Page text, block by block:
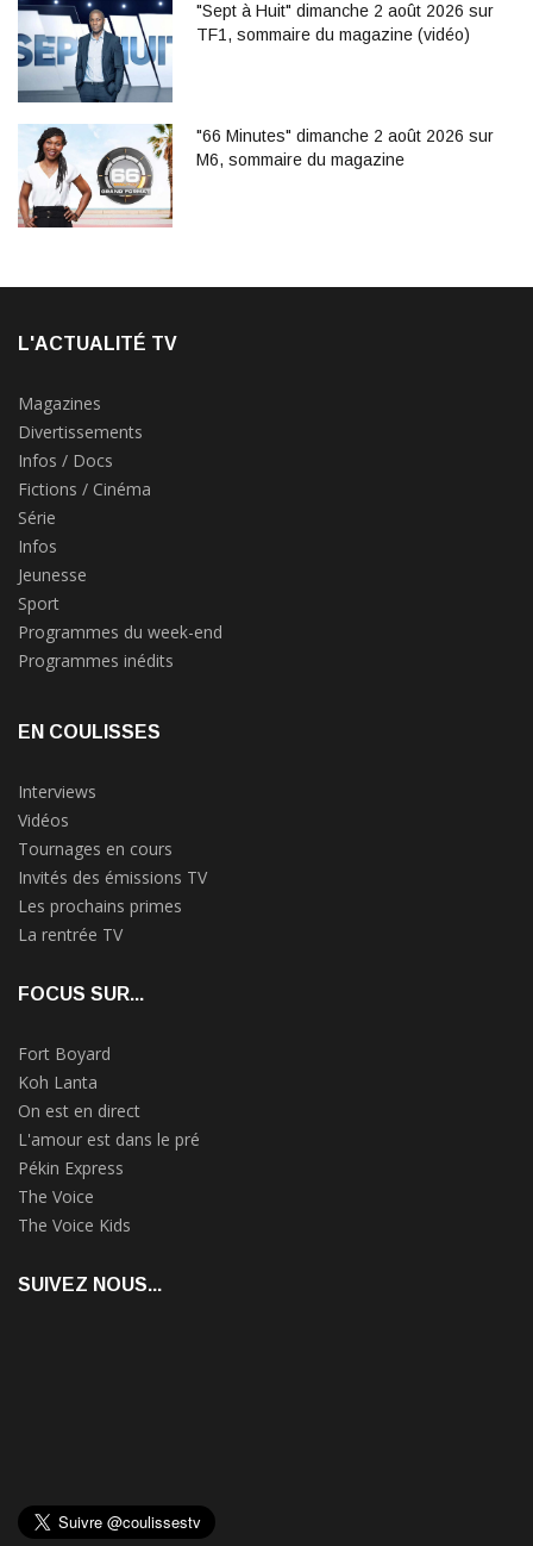
"Sept à Huit" dimanche 2 août 2026 sur
TF1, sommaire du magazine (vidéo)
"66 Minutes" dimanche 2 août 2026 sur
M6, sommaire du magazine
L'ACTUALITÉ TV
Magazines
Divertissements
Infos / Docs
Fictions / Cinéma
Série
Infos
Jeunesse
Sport
Programmes du week-end
Programmes inédits
EN COULISSES
Interviews
Vidéos
Tournages en cours
Invités des émissions TV
Les prochains primes
La rentrée TV
FOCUS SUR...
Fort Boyard
Koh Lanta
On est en direct
L'amour est dans le pré
Pékin Express
The Voice
The Voice Kids
SUIVEZ NOUS...